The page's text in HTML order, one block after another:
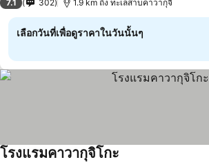
7.1 302 1.9 km ถึง ทะเลสาบคาวากุจิ
เลือกวันที่เพื่อดูราคาในวันนั้นๆ
โรงแรมคาวากุจิโกะ